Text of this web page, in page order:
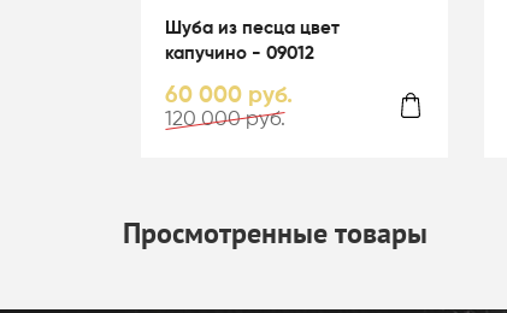
Шуба из песца цвет
капучино - 09012
60 000 руб.
120 000 руб.
Просмотренные товары